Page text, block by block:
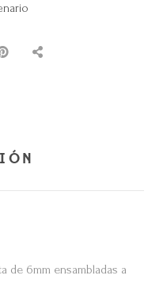
de 6mm ensambladas a